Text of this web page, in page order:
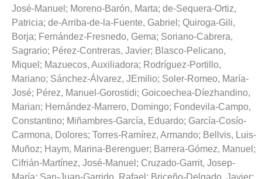
José-Manuel ; Moreno-Barón, Marta; de-Sequera-Ortiz,
Patricia; de-Arriba-de-la-Fuente, Gabriel ; Quiroga-Gili,
Borja; Fernández-Fresnedo, Gema; Soriano-Cabrera,
Sagrario; Pérez-Contreras, Javier; Blasco-Pelicano,
Miquel ; Mazuecos, Auxiliadora; Rodríguez-Portillo,
Mariano; Sánchez-Álvarez, JEmilio; Soler-Romeo, María-
José; Pérez, Manuel-Gorostidi; Goicoechea-Díezhandino,
Marian; Hernández-Marrero, Domingo; Fondevila-Campo,
Constantino; Miñambres-García, Eduardo; García-Cosío-
Carmona, Dolores; Torres-Ramírez, Armando; Bellvis, Luis-
Muñoz; Haym, Marina-Berenguer; Barrera-Gómez, Manuel ;
Cifrián-Martínez, José-Manuel ; Cruzado-Garrit, Josep-
María; San-Juan-Garrido, Rafael ; Briceño-Delgado, Javier;